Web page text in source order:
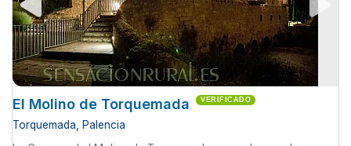
El Molino de Torquemada VERIFICADO
Torquemada, Palencia